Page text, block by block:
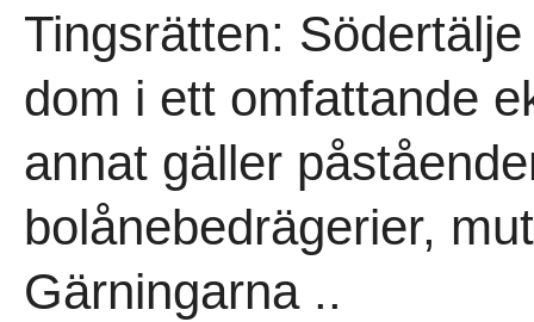
Tingsrätten:
dom i ett omfattande
annat gäller
bolånebedrägerier,
Gärningarna ..